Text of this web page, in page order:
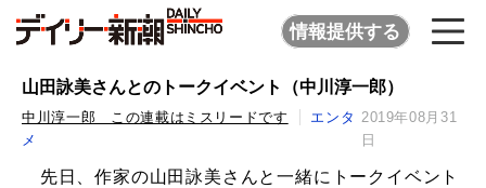
情報提供する
山田詠美さんとのトークイベント（中川淳一郎）
中川淳一郎 この連載はミスリードです
エンタ
メ
2019年08月31
日
先日、作家の山田詠美さんと一緒にトークイベント